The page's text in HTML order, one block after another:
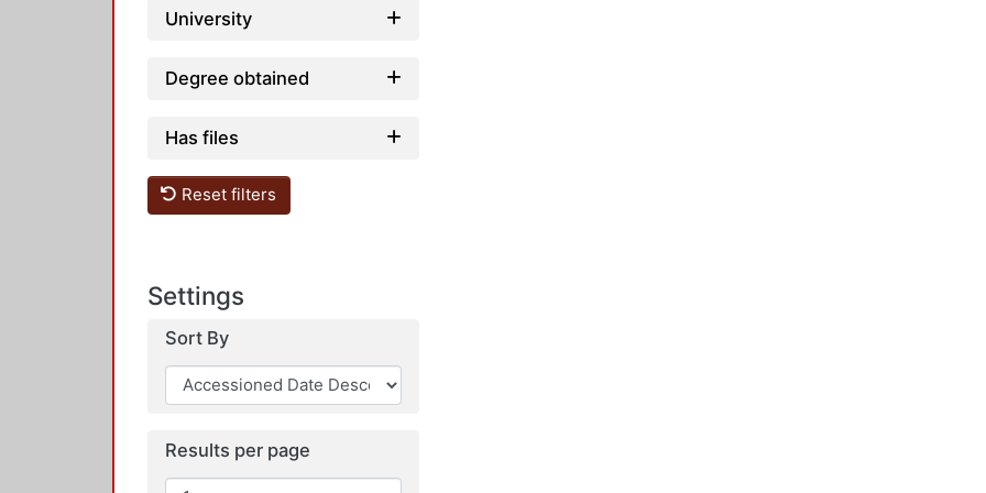
University
Degree obtained
Has files
Reset filters
Settings
Sort By
Results per page